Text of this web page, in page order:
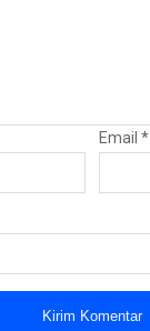
Email *